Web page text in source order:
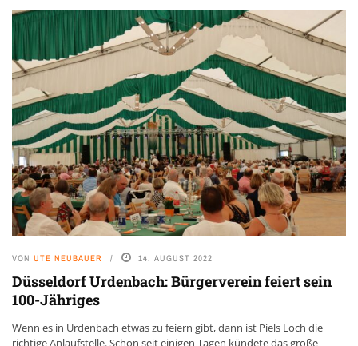
VON UTE NEUBAUER 14. AUGUST 2022
Düsseldorf Urdenbach: Bürgerverein feiert sein
100-Jähriges
Wenn es in Urdenbach etwas zu feiern gibt, dann ist Piels Loch die
richtige Anlaufstelle. Schon seit einigen Tagen kündete das große